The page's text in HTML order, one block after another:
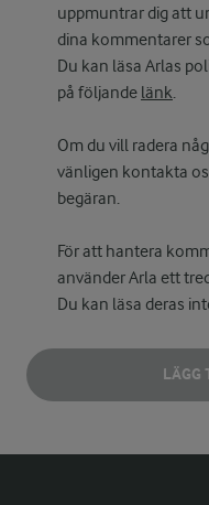
uppmuntrar dig att
dina kommentarer
Du kan läsa Arlas
på följande länk.
Om du vill radera
vänligen kontakta
begäran.
För att hantera
använder Arla ett
Du kan läsa deras
LÄGG